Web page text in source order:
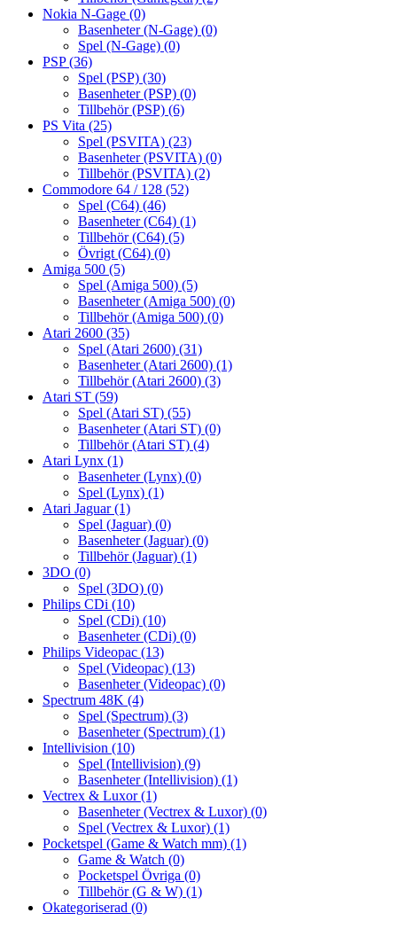
Nokia N-Gage (0)
Basenheter (N-Gage) (0)
Spel (N-Gage) (0)
PSP(36)
Spel (PSP) (30)
Basenheter (PSP) (0)
Tillbehör (PSP) (6)
PS Vita (25)
Spel (PSVITA) (23)
Basenheter (PSVITA) (0)
Tillbehör (PSVITA) (2)
Commodore 64 / 128 (52)
Spel (C64) (46)
Basenheter (C64) (1)
Tillbehör (C64) (5)
Övrigt (C64) (0)
Amiga 500 (5)
Spel (Amiga 500) (5)
Basenheter (Amiga 500) (0)
Tillbehör (Amiga 500) (0)
Atari 2600 (35)
Spel (Atari 2600) (31)
Basenheter (Atari 2600) (1)
Tillbehör (Atari 2600) (3)
Atari ST (59)
Spel (Atari ST) (55)
Basenheter (Atari ST) (0)
Tillbehör (Atari ST) (4)
Atari Lynx (1)
Basenheter (Lynx) (0)
Spel (Lynx) (1)
Atari Jaguar(1)
Spel (Jaguar) (0)
Basenheter (Jaguar) (0)
Tillbehör (Jaguar) (1)
3DO (0)
Spel (3DO) (0)
Philips CDi (10)
Spel (CDi) (10)
Basenheter (CDi) (0)
Philips Videopac (13)
Spel (Videopac) (13)
Basenheter (Videopac) (0)
Spectrum 48K (4)
Spel (Spectrum) (3)
Basenheter (Spectrum) (1)
Intellivision (10)
Spel (Intellivision) (9)
Basenheter (Intellivision) (1)
Vectrex & Luxor(1)
Basenheter (Vectrex & Luxor) (0)
Spel (Vectrex & Luxor) (1)
Pocketspel (Game & Watch mm) (1)
Game & Watch (0)
Pocketspel Övriga (0)
Tillbehör (G & W) (1)
Okategoriserad (0)